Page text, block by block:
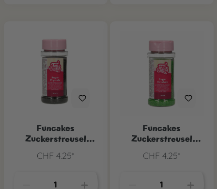
Funcakes
Zuckerstreusel
CHF 4.25*
Funcakes
Zuckerstreusel
CHF 4.25*